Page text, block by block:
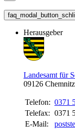
Herausgeber
Landesamt für
09126 Chemnitz
Telefon: 0371
Telefax: 0371
E-Mail: